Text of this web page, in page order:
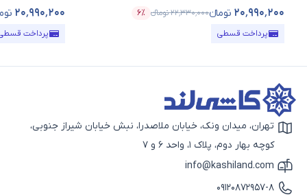
۲۰٬۹۹۰٬۲۰۰ تومانء۲۲٬۳۳۰٬۰۰۰تومانء
قیمت محصول
۶٪
درصد تخفیف
پرداخت قسطی
۲۰٬۹۹۰٬۲۰۰
قیمت محصول
پرداخت
آیکون نقشه
تهران، میدان ونک، خیابان ملاصدرا، نبش خیابان شیراز جنوبی،
کوچه بهار دوم، پلاک 1، واحد 6 و 7
آیکون ایمیل
info@kashiland.com
09120872957-8